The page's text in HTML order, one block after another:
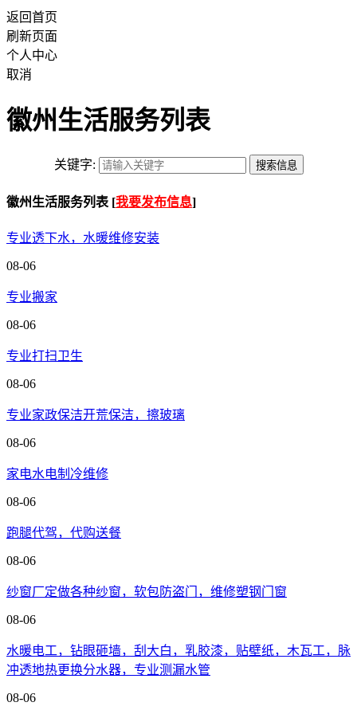
返回首页
刷新页面
个人中心
取消
徽州生活服务列表
关键字:
徽州生活服务列表 [我要发布信息]
专业透下水，水暖维修安装
08-06
专业搬家
08-06
专业打扫卫生
08-06
专业家政保洁开荒保洁，擦玻璃
08-06
家电水电制冷维修
08-06
跑腿代驾，代购送餐
08-06
纱窗厂定做各种纱窗，软包防盗门，维修塑钢门窗
08-06
水暖电工，钻眼砸墙，刮大白，乳胶漆，贴壁纸，木瓦工，脉
冲透地热更换分水器，专业测漏水管
08-06